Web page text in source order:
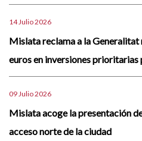
14 Julio 2026
Mislata reclama a la Generalitat
euros en inversiones prioritarias
09 Julio 2026
Mislata acoge la presentación
acceso norte de la ciudad